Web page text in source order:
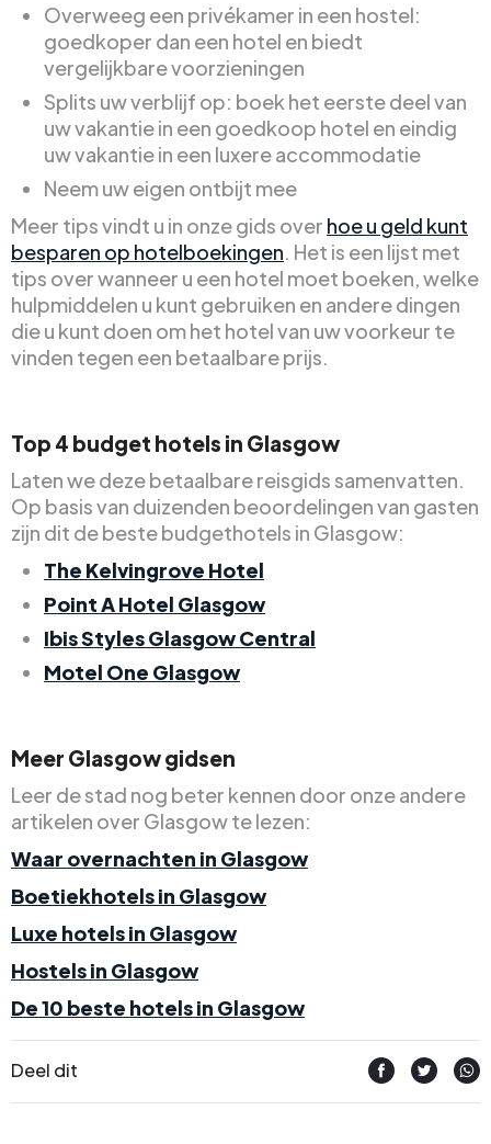
Overweeg een privékamer in een hostel:
goedkoper dan een hotel en biedt
vergelijkbare voorzieningen
Splits uw verblijf op: boek het eerste deel van
uw vakantie in een goedkoop hotel en eindig
uw vakantie in een luxere accommodatie
Neem uw eigen ontbijt mee
Meer tips vindt u in onze gids over hoe u geld kunt
besparen op hotelboekingen. Het is een lijst met
tips over wanneer u een hotel moet boeken, welke
hulpmiddelen u kunt gebruiken en andere dingen
die u kunt doen om het hotel van uw voorkeur te
vinden tegen een betaalbare prijs.
Top 4 budget hotels in Glasgow
Laten we deze betaalbare reisgids samenvatten.
Op basis van duizenden beoordelingen van gasten
zijn dit de beste budgethotels in Glasgow:
The Kelvingrove Hotel
Point A Hotel Glasgow
Ibis Styles Glasgow Central
Motel One Glasgow
Meer Glasgow gidsen
Leer de stad nog beter kennen door onze andere
artikelen over Glasgow te lezen:
Waar overnachten in Glasgow
Boetiekhotels in Glasgow
Luxe hotels in Glasgow
Hostels in Glasgow
De 10 beste hotels in Glasgow
Deel dit